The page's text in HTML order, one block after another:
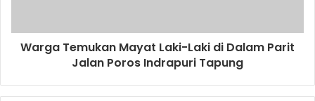
Warga Temukan Mayat Laki-Laki di Dalam Parit
Jalan Poros Indrapuri Tapung